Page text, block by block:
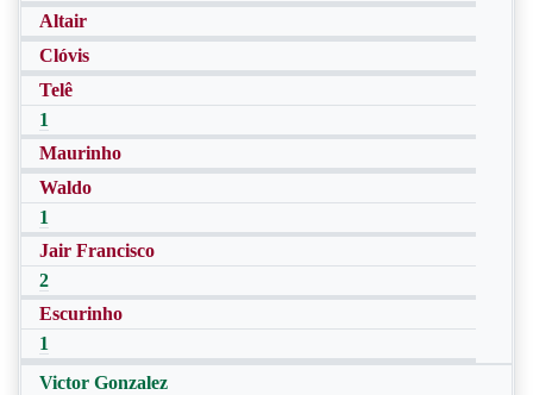
Altair
Clóvis
Telê
1
Maurinho
Waldo
1
Jair Francisco
2
Escurinho
1
Victor Gonzalez